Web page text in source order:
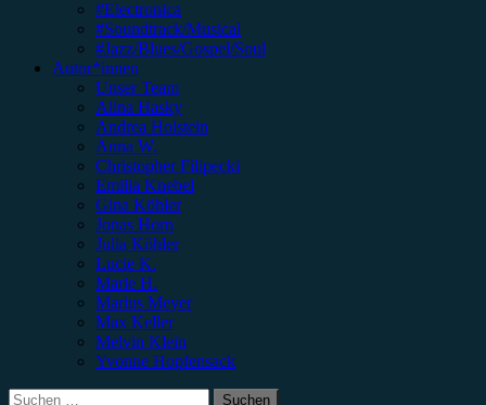
#Electronica
#Soundtrack/Musical
#Jazz/Blues/Gospel/Soul
Autor*innen
Unser Team
Alina Hasky
Andrea Holstein
Anna W.
Christopher Filipecki
Emilia Knebel
Gina Köhler
Jonas Horn
Julia Köhler
Lucie K.
Marie H.
Marius Meyer
Max Keller
Melvin Klein
Yvonne Hopfensack
Suchen